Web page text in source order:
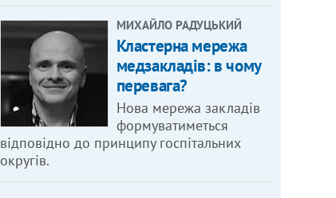
МИХАЙЛО РАДУЦЬКИЙ
Кластерна мережа
медзакладів: в чому
перевага?
Нова мережа закладів
формуватиметься
відповідно до принципу госпітальних
округів.